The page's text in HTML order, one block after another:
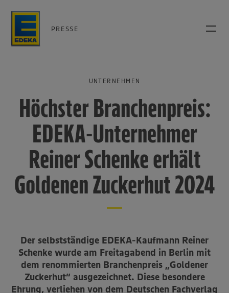
PRESSE
UNTERNEHMEN
Höchster Branchenpreis:
EDEKA-Unternehmer
Reiner Schenke erhält
Goldenen Zuckerhut 2024
Der selbstständige EDEKA-Kaufmann Reiner
Schenke wurde am Freitagabend in Berlin mit
dem renommierten Branchenpreis „Goldener
Zuckerhut“ ausgezeichnet. Diese besondere
Ehrung, verliehen von dem Deutschen Fachverlag